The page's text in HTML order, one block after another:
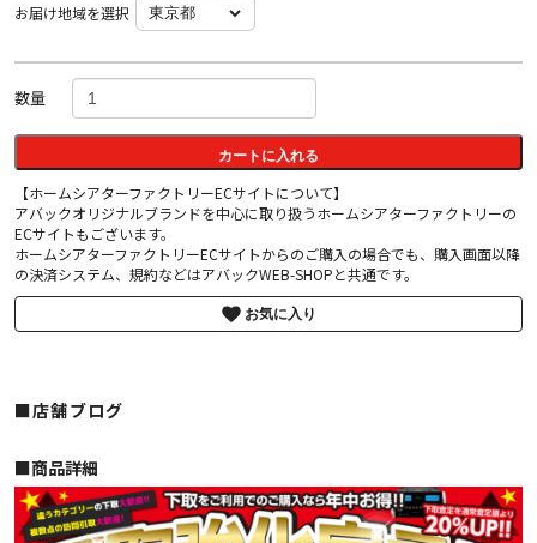
お届け地域を選択
数量
カートに入れる
【ホームシアターファクトリーECサイトについて】
アバックオリジナルブランドを中心に取り扱うホームシアターファクトリーの
ECサイトもございます。
ホームシアターファクトリーECサイトからのご購入の場合でも、購入画面以降
の決済システム、規約などはアバックWEB-SHOPと共通です。
お気に入り
■店舗ブログ
■︎商品詳細